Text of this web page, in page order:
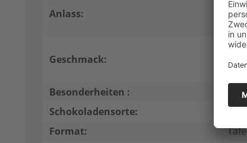
Anlass:
Geschmack:
Besonderheiten :
Schokoladensorte:
Format: